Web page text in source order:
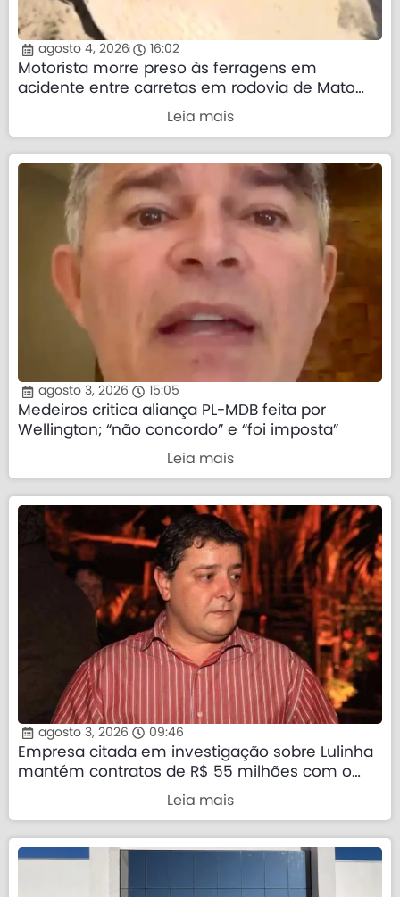
agosto 4, 2026 16:02
Motorista morre preso às ferragens em
acidente entre carretas em rodovia de Mato
Leia mais
agosto 3, 2026 15:05
Medeiros critica aliança PL-MDB feita por
Wellington; “não concordo” e “foi imposta”
Leia mais
agosto 3, 2026 09:46
Empresa citada em investigação sobre Lulinha
mantém contratos de R$ 55 milhões com o
Leia mais